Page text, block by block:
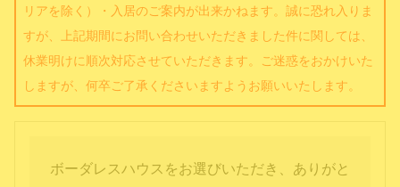
リアを除く）・入居のご案内が出来かねます。誠に恐れ入りま
すが、上記期間にお問い合わせいただきました件に関しては、
休業明けに順次対応させていただきます。ご迷惑をおかけいた
しますが、何卒ご了承くださいますようお願いいたします。
ボーダレスハウスをお選びいただき、ありがと